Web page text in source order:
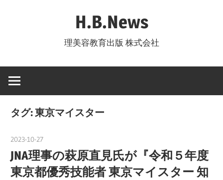
ツ
ス
H.B.News
理美容教育出版 株式会社
タグ:東京マイスター
2023-10-27
JNA理事の萩原直見氏が『令和５年度
東京都優秀技能者 東京マイスター 知